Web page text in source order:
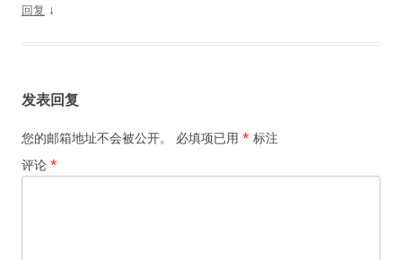
回复 ↓
发表回复
您的邮箱地址不会被公开。 必填项已用 * 标注
评论 *